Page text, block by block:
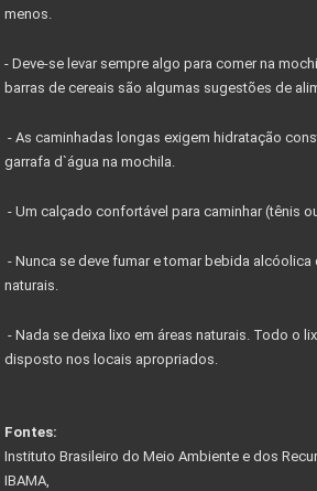
menos.
- Deve-se levar sempre algo para comer na
barras de cereais são algumas sugestões de
- As caminhadas longas exigem hidratação
garrafa d`água na mochila.
- Um calçado confortável para caminhar (tênis
- Nunca se deve fumar e tomar bebida alcóolica
naturais.
- Nada se deixa lixo em áreas naturais. Todo o
disposto nos locais apropriados.
Fontes:
Instituto Brasileiro do Meio Ambiente e dos
IBAMA,